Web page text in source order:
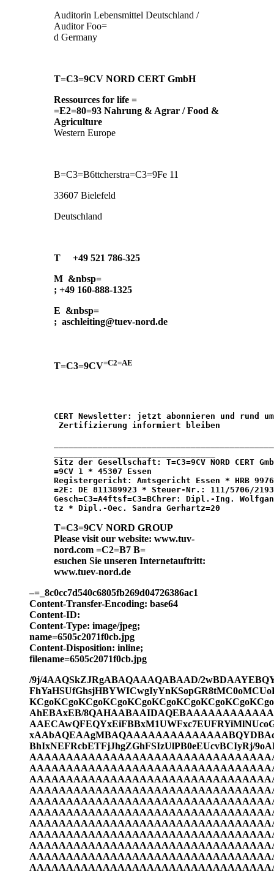
Auditorin Lebensmittel Deutschland /
Auditor Foo=
d Germany
T=C3=9CV NORD CERT GmbH
Ressources for life =
=E2=80=93 Nahrung & Agrar / Food &
Agriculture
Western Europe
B=C3=B6ttcherstra=C3=9Fe 11
33607 Bielefeld
Deutschland
T
+49 521 786-325
M &nbsp=
; +49 160-888-1325
E &nbsp=
; aschleiting@tuev-nord.de
T=C3=9CV=C2=AE
CERT Newsletter:
jetzt abonnieren und rund um
Sitz der Gesellschaft:
T=C3=9CV NORD CERT
Registergericht:
Amtsgericht Essen * HRB
Gesch=C3=A4ftsf=C3=BChrer:
Dipl.-Ing. Wolfgang
T=C3=9CV NORD GROUP
Please visit our website: www.tuv-
nord.com =C2=B7 B=
esuchen Sie unseren Internetauftritt:
www.tuev-nord.de
–=_8c0cc7d540c6805fb269d04726386ac1
Content-Transfer-Encoding: base64
Content-ID:
Content-Type: image/jpeg;
name=6505c2071f0cb.jpg
Content-Disposition: inline;
filename=6505c2071f0cb.jpg
/9j/4AAQSkZJRgABAQAAAQABAAD/
AhEBAxEB/
BhIxNEFRcbETFjJhgZGhFSIzUlPB0eEUcvBCIyRj/